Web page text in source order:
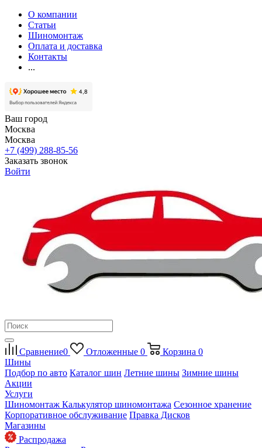
О компании
Статьи
Шиномонтаж
Оплата и доставка
Контакты
...
Ваш город
Москва
Москва
+7 (499) 288-85-56
Заказать звонок
Войти
Сравнение0 Отложенные 0 Корзина 0
Шины
Подбор по авто Каталог шин Летние шины Зимние шины
Акции
Услуги
Шиномонтаж Калькулятор шиномонтажа Сезонное хранение
Корпоративное обслуживание Правка Дисков
Магазины
Распродажа